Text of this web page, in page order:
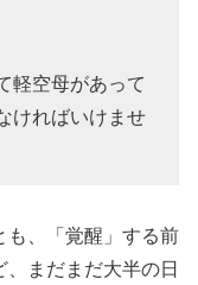
軽空母があって
ければいけませ
、「覚醒」する前
まだまだ大半の日